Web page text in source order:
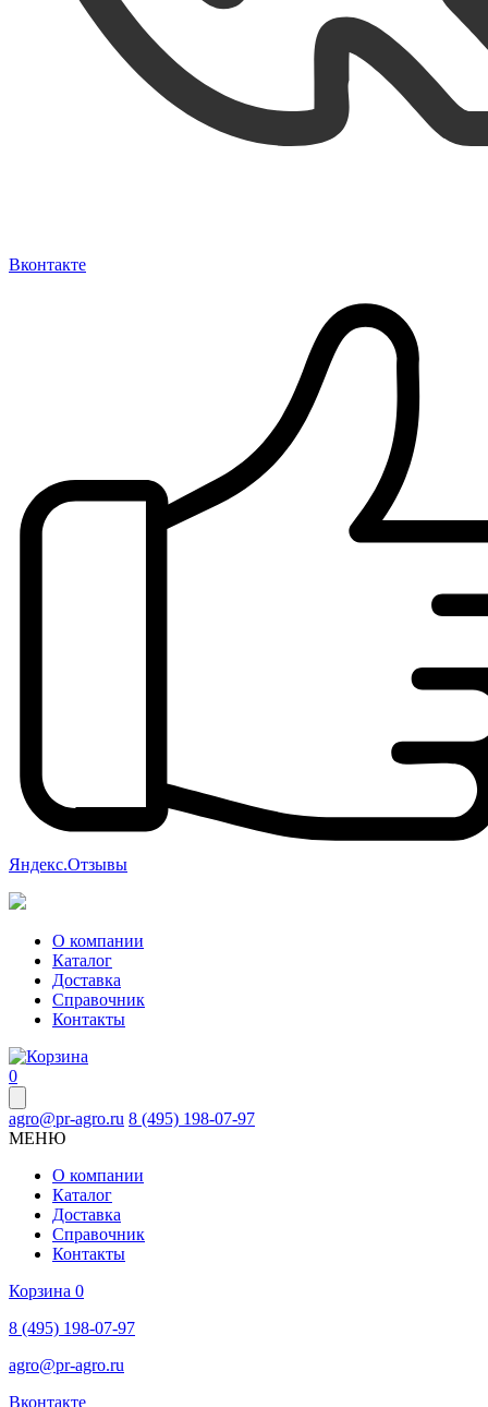
Вконтакте
Яндекс.Отзывы
О компании
Каталог
Доставка
Справочник
Контакты
0
agro@pr-agro.ru 8 (495) 198-07-97
МЕНЮ
О компании
Каталог
Доставка
Справочник
Контакты
Корзина 0
8 (495) 198-07-97
agro@pr-agro.ru
Вконтакте